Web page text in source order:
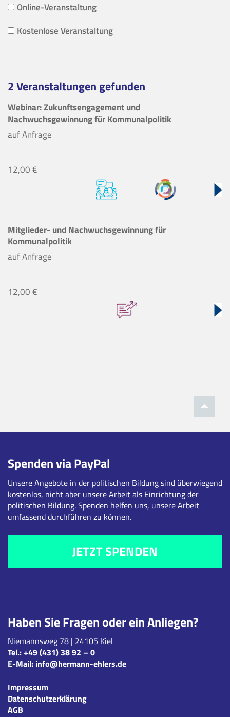
Online-Veranstaltung
Kostenlose Veranstaltung
2 Veranstaltungen gefunden
Webinar: Zukunftsengagement und
Nachwuchsgewinnung für Kommunalpolitik
auf Anfrage
12,00 €
Mitglieder- und Nachwuchsgewinnung für
Kommunalpolitik
auf Anfrage
12,00 €
Haben Sie Fragen oder ein Anliegen?
Niemannsweg 78 | 24105 Kiel
Tel.:+49 (431) 38 92 – 0
E-Mail: info@hermann-ehlers.de
Impressum
Datenschutzerklärung
AGB
Spenden via PayPal
Unsere Angebote in der politischen Bildung sind überwiegend
kostenlos, nicht aber unsere Arbeit als Einrichtung der
politischen Bildung. Spenden helfen uns, unsere Arbeit
umfassend durchführen zu können.
JETZT SPENDEN